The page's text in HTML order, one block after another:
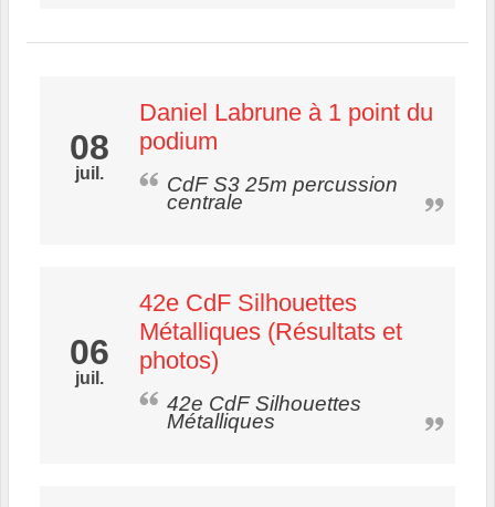
08
juil.
Daniel Labrune à 1 point du
podium
CdF S3 25m percussion
centrale
06
juil.
42e CdF Silhouettes
Métalliques (Résultats et
photos)
42e CdF Silhouettes
Métalliques